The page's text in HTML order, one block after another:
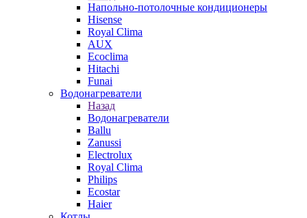
Напольно-потолочные кондиционеры
Hisense
Royal Clima
AUX
Ecoclima
Hitachi
Funai
Водонагреватели
Назад
Водонагреватели
Ballu
Zanussi
Electrolux
Royal Clima
Philips
Ecostar
Haier